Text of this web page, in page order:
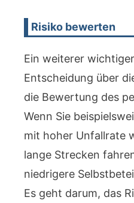
Risiko bewerten
Ein weiterer
Entscheidung über
die Bewertung des
Wenn Sie
mit hoher Unfallrate
lange Strecken
niedrigere
Es geht darum, das